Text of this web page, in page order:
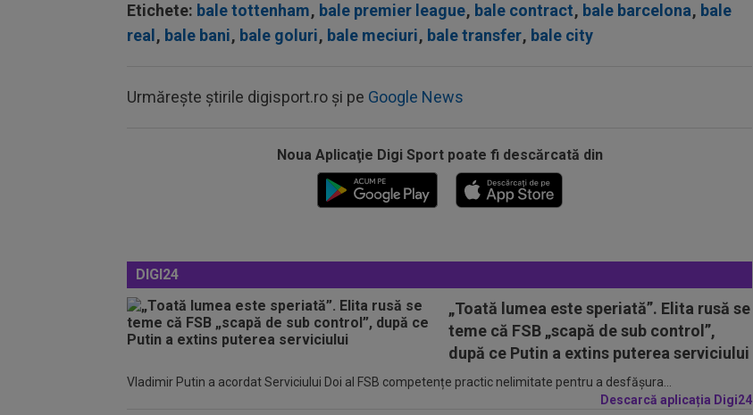
Etichete: bale tottenham, bale premier league, bale contract, bale barcelona, bale
real , bale bani, bale goluri, bale meciuri, bale transfer, bale city
Urmărește știrile digisport.ro și pe Google News
Noua Aplicaţie Digi Sport poate fi descărcată din
DIGI24
„Toată lumea este speriată”. Elita rusă se
teme că FSB „scapă de sub control”,
după ce Putin a extins puterea serviciului
Vladimir Putin a acordat Serviciului Doi al FSB competențe practic nelimitate pentru a desfășura...
Descarcă aplicația Digi24